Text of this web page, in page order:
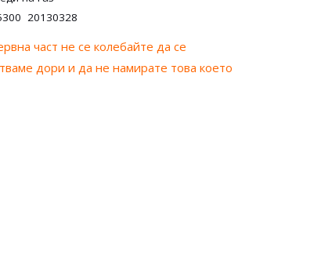
20130328
част не се колебайте да се
дори и да не намирате това което